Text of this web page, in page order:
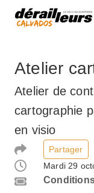
Aller
Atelier
Atelier de
cartographie
en visio
Partager
Mardi 29